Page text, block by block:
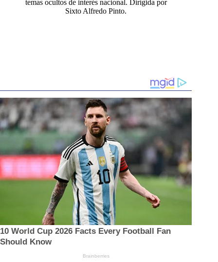
temas ocultos de interés nacional. Dirigida por
Sixto Alfredo Pinto.